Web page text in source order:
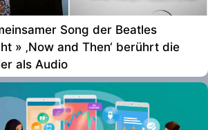
Song der Beatles
» ‚Now and Then‘ berührt die
als Audio